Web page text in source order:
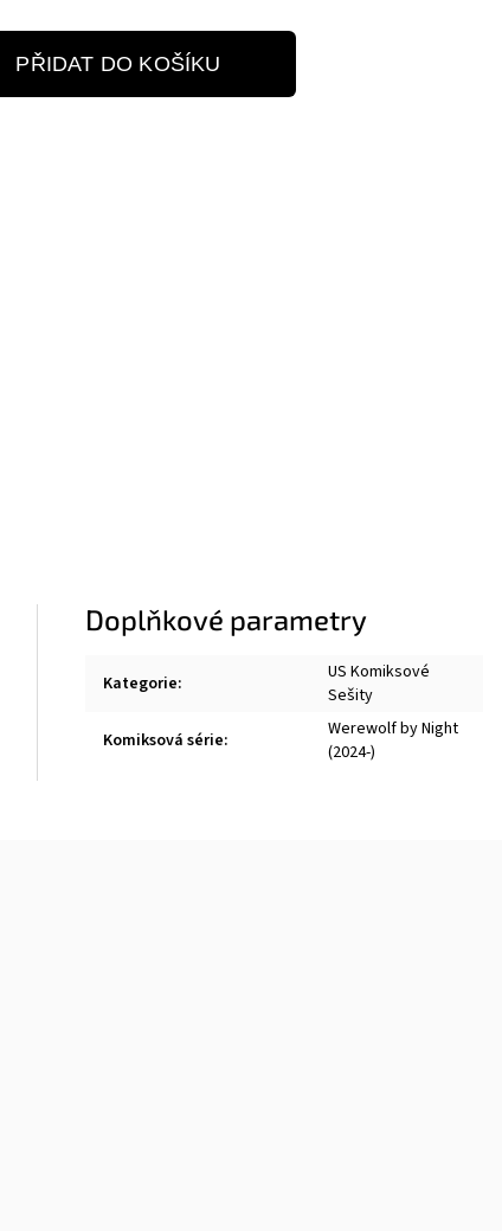
PŘIDAT DO KOŠÍKU
Doplňkové parametry
Kategorie:
US Komiksové
Sešity
Komiksová série:
Werewolf by Night
(2024-)